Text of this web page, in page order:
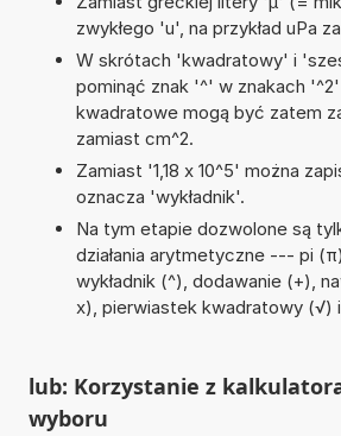
zwykłego 'u', na przykład uPa
W skrótach 'kwadratowy' i
pominąć znak '^' w znakach
kwadratowe mogą być zatem
zamiast cm^2.
Zamiast '1,18 x 10^5' można
oznacza 'wykładnik'.
Na tym etapie dozwolone są
działania arytmetyczne --- pi
wykładnik (^), dodawanie (+),
x), pierwiastek kwadratowy (√)
lub: Korzystanie z
wyboru